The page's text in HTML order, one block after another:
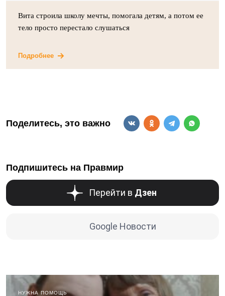
Вита строила школу мечты, помогала детям, а потом ее
тело просто перестало слушаться
Подробнее
Поделитесь, это важно
Подпишитесь на Правмир
Перейти в Дзен
Google Новости
НУЖНА ПОМОЩЬ